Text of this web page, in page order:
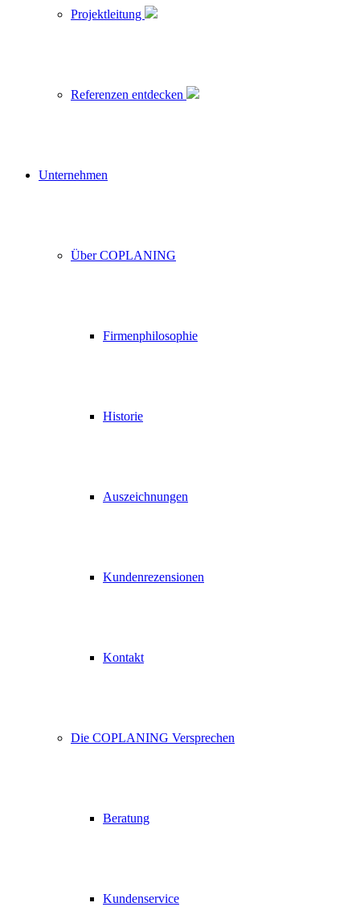
Projektleitung
Referenzen entdecken
Unternehmen
Über COPLANING
Firmenphilosophie
Historie
Auszeichnungen
Kundenrezensionen
Kontakt
Die COPLANING Versprechen
Beratung
Kundenservice